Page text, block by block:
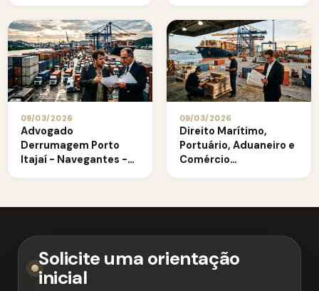
09/03/2026
Advogado
Derrumagem Porto
Itajaí - Navegantes -
09/03/2026
Direito Marítimo,
Portuário, Aduaneiro e
Comércio
Solicite uma orientação
inicial